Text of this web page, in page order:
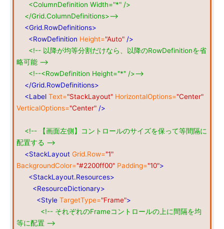
<ColumnDefinition Width="*" />
</Grid.ColumnDefinitions>-->
<Grid.RowDefinitions>
<RowDefinition Height="Auto" />
<!-- 以降が均等分割だけなら、以降のRowDefinitionを省
略可能 -->
<!--<RowDefinition Height="*" />-->
</Grid.RowDefinitions>
<Label Text="StackLayout" HorizontalOptions="Center"
VerticalOptions="Center" />
<!-- 【画面左側】コントロールのサイズを保って等間隔に
配置する -->
<StackLayout Grid.Row="1"
BackgroundColor="#2200ff00" Padding="10">
<StackLayout.Resources>
<ResourceDictionary>
<Style TargetType="Frame">
<!-- それぞれのFrameコントロールの上に間隔を均
等に配置 -->